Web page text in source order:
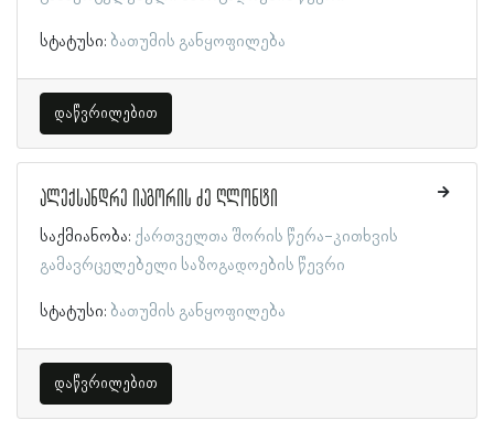
სტატუსი: ბათუმის განყოფილება
დაწვრილებით
ალექსანდრე იაგორის ძე ღლონტი
საქმიანობა: ქართველთა შორის წერა-კითხვის
გამავრცელებელი საზოგადოების წევრი
სტატუსი: ბათუმის განყოფილება
დაწვრილებით